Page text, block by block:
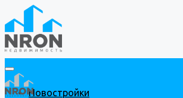
Новостройки